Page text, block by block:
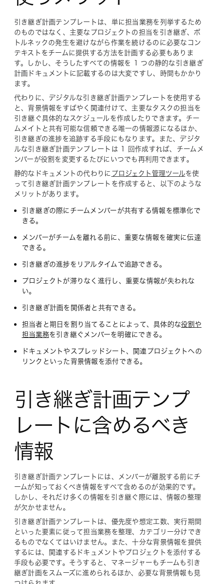
引き継ぎ計画テンプレートは、単に担当業務を列挙するため
のものではなく、主要なプロジェクトの担当を引き継ぎ、ボ
トルネックの発生を避けながら作業を続けるのに必要なコン
テキストをチームに提供する方法を計画する必要もありま
す。しかし、そうしたすべての情報を 1 つの静的な引き継ぎ
計画ドキュメントに記載するのは大変ですし、時間もかかり
ます。
代わりに、デジタルな引き継ぎ計画テンプレートを使用する
と、背景情報をすばやく関連付けて、主要なタスクの担当を
引き継ぐ具体的なスケジュールを作成したりできます。チー
ムメイトと共有可能な信頼できる唯一の情報源になるほか、
引き継ぎの進捗を追跡する手段にもなります。また、デジタ
ルな引き継ぎ計画テンプレートは 1 回作成すれば、チームメ
ンバーが役割を変更するたびにいつでも再利用できます。
静的なドキュメントの代わりに プロジェクト管理ツールを使
って引き継ぎ計画テンプレートを作成すると、以下のような
メリットがあります。
引き継ぎの際にチームメンバーが共有する情報を標準化で
きる。
メンバーがチームを離れる前に、重要な情報を確実に伝達
できる。
引き継ぎの進捗をリアルタイムで追跡できる。
プロジェクトが滞りなく進行し、重要な情報が失われな
い。
引き継ぎ計画を関係者と共有できる。
担当者と期日を割り当てることによって、具体的な役割や
担当業務を引き継ぐメンバーを明確にできる。
ドキュメントやスプレッドシート、関連プロジェクトへの
リンクといった背景情報を添付できる。
引き継ぎ計画テンプ
レートに含めるべき
情報
引き継ぎ計画テンプレートには、メンバーが離脱する前にチ
ームが知っておくべき情報をすべて含めるのが効果的です。
しかし、それだけ多くの情報を引き継ぐ際には、情報の整理
が欠かせません。
引き継ぎ計画テンプレートは、優先度や想定工数、実行期間
といった要素に従って担当業務を整理、カテゴリー分けでき
るものでなくてはいけません。また、十分な背景情報を提供
するには、関連するドキュメントやプロジェクトを添付する
手段も必要です。そうすると、マネージャーもチームも引き
継ぎ計画をスムーズに進められるほか、必要な背景情報も見